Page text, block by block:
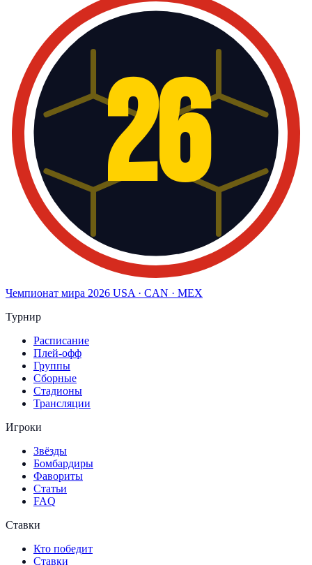
26
Чемпионат мира 2026 USA · CAN · MEX
Турнир
Расписание
Плей-офф
Группы
Сборные
Стадионы
Трансляции
Игроки
Звёзды
Бомбардиры
Фавориты
Статьи
FAQ
Ставки
Кто победит
Ставки